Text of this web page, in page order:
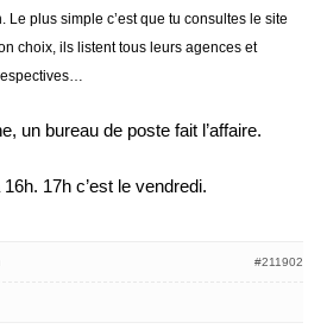
Le plus simple c’est que tu consultes le site
choix, ils listent tous leurs agences et
un bureau de poste fait l’affaire.
16h. 17h c’est le vendredi.
#211902